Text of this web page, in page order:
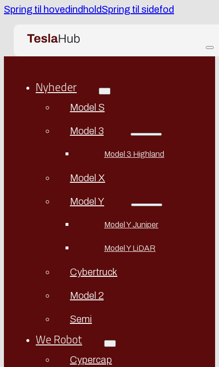
Spring til hovedindholdSpring til sidefod
Nyheder
Model S
Model 3
Model 3 Highland
Model X
Model Y
Model Y Juniper
Model Y LiDAR
Cybertruck
Model 2
Semi
We Robot
Cypercap